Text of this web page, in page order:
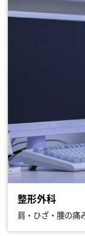
整形外科
肩・ひざ・腰の痛